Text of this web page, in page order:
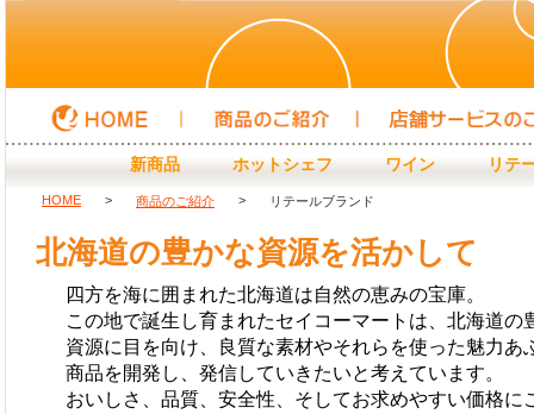
新商品 ホットシェフ ワイン リテ
HOME > 商品のご紹介 > リテールブランド
北海道の豊かな資源を活かして
四方を海に囲まれた北海道は自然の恵みの宝庫。
この地で誕生し育まれたセイコーマートは、北海道の
資源に目を向け、良質な素材やそれらを使った魅力あ
商品を開発し、発信していきたいと考えています。
おいしさ、品質、安全性、そしてお求めやすい価格に